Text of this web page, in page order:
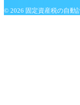
© 2026 固定資産税の自動